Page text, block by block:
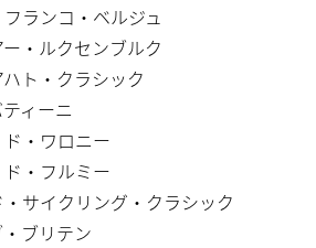
ランコ・ベルジュ
・ルクセンブルク
ト・クラシック
ィーニ
・ワロニー
・フルミー
サイクリング・クラシック
ブリテン